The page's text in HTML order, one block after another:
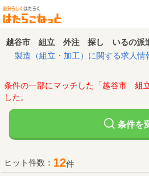
越谷市 組立 外注 探し いるの派
製造（組立・加工）に関する求人情
条件の一部にマッチした「越谷市 組
した。
条件を
ヒット件数： 12件